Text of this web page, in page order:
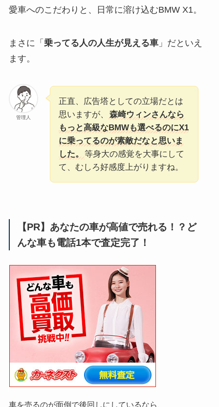
愛車へのこだわりと、日常に溶け込むBMW X1。
まさに「 乗ってる人の人生が見える車」だといえ
ます。
管理人
正直、広告塔としての立場だとは
思いますが、
森崎ウィンさんなら
もっと高級なBMWも選べるのにX1
に乗ってるのが素敵だなと思いま
した。
等身大の感覚を大事にして
て、むしろ好感度上がりますね。
【PR】あなたの車が高値で売れる！？ど
んな車も電話1本で査定完了！
車を売るのが面倒で後回しにしているなら、